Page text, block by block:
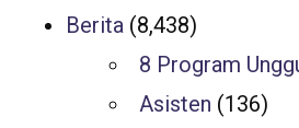
Berita (8,438)
8 Program
Asisten (136)